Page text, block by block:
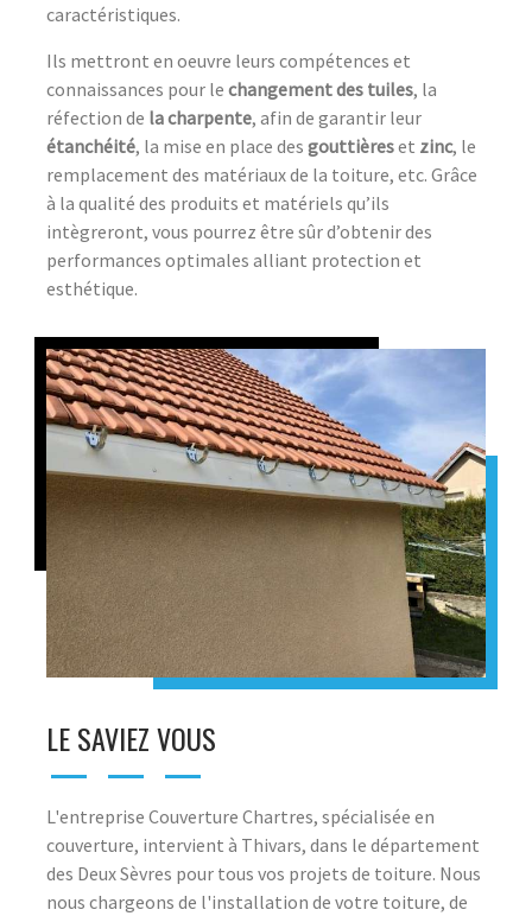
caractéristiques.
Ils mettront en oeuvre leurs compétences et
connaissances pour le changement des tuiles, la
réfection de la charpente, afin de garantir leur
étanchéité, la mise en place des gouttièreset zinc, le
remplacement des matériaux de la toiture, etc. Grâce
à la qualité des produits et matériels qu’ils
intègreront, vous pourrez être sûr d’obtenir des
performances optimales alliant protection et
esthétique.
LE SAVIEZ VOUS
L'entreprise Couverture Chartres, spécialisée en
couverture, intervient à Thivars, dans le département
des Deux Sèvres pour tous vos projets de toiture. Nous
nous chargeons de l'installation de votre toiture, de